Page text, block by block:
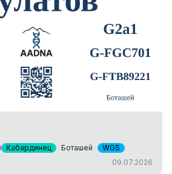
Кабардинец Боташей
WGS
09.07.2026